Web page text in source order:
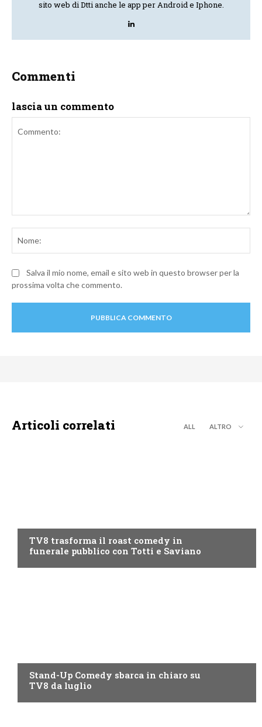
sito web di Dtti anche le app per Android e Iphone.
Commenti
lascia un commento
Salva il mio nome, email e sito web in questo browser per la
prossima volta che commento.
Articoli correlati ALL ALTRO
TV8 trasforma il roast comedy in
funerale pubblico con Totti e Saviano
Stand-Up Comedy sbarca in chiaro su
TV8 da luglio